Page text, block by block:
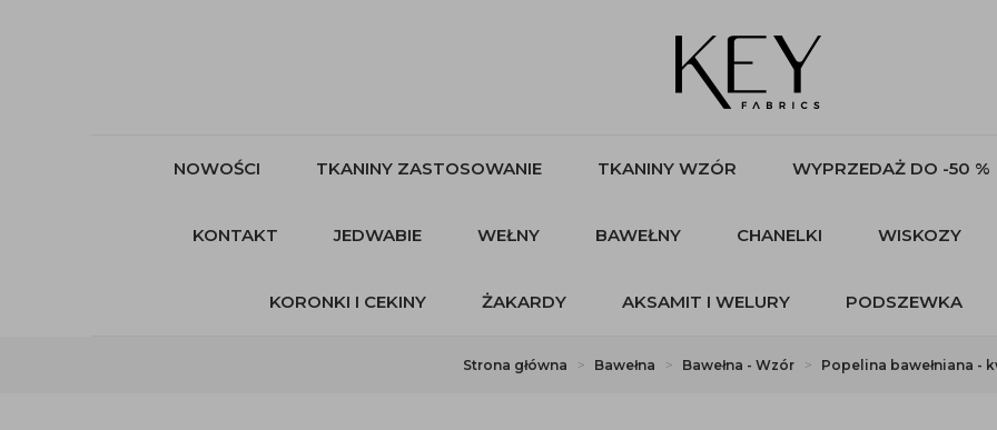
NOWOŚCI TKANINY ZASTOSOWANIE TKANINY WZÓR WYPRZEDAŻ DO -50 %
KONTAKT JEDWABIE WEŁNY BAWEŁNY CHANELKI WISKOZY
KORONKI I CEKINY ŻAKARDY AKSAMIT I WELURY PODSZEWKA
Strona główna Bawełna Bawełna - Wzór Popelina bawełniana -